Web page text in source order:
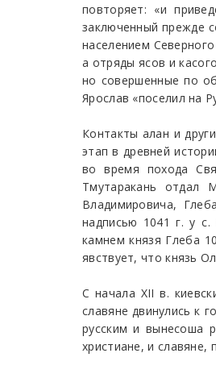
повторяет: «и
заключенный прежде
населением
а отряды ясов и
но совершенные по
Ярослав «поселил на
Контакты алан и
этап в древней
во время похода
Тмутаракань отдал
Владимировича,
надписью 1041 г. у с.
камнем князя Глеба
явствует, что князь
С начала XII в.
славяне двинулись к
русским и вынесоша
христиане, и славяне,